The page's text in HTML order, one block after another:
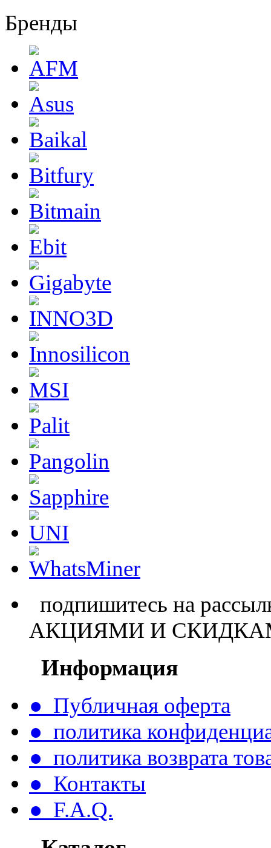
Бренды
подпишитесь на
АКЦИЯМИ И
Информация
● Публичная оферта
● политика
● политика возврата
● Контакты
● F.A.Q.